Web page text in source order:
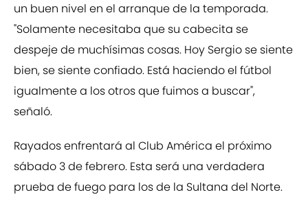
un buen nivel en el arranque de la temporada.
"Solamente necesitaba que su cabecita se
despeje de muchísimas cosas. Hoy Sergio se siente
bien, se siente confiado. Está haciendo el fútbol
igualmente a los otros que fuimos a buscar",
señaló.
Rayados enfrentará al Club América el próximo
sábado 3 de febrero. Esta será una verdadera
prueba de fuego para los de la Sultana del Norte.